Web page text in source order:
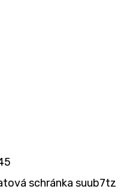
schránka suub7tz